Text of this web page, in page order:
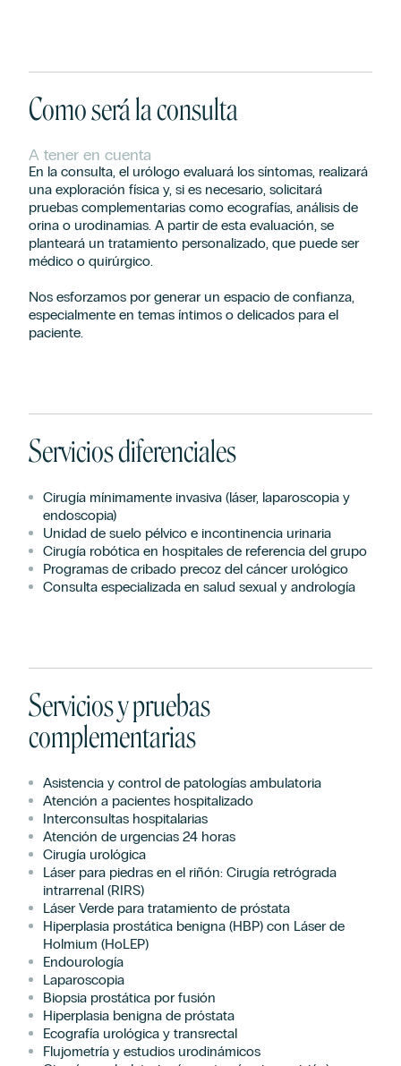
Como será la consulta
A tener en cuenta
En la consulta, el urólogo evaluará los síntomas, realizará
una exploración física y, si es necesario, solicitará
pruebas complementarias como ecografías, análisis de
orina o urodinamias. A partir de esta evaluación, se
planteará un tratamiento personalizado, que puede ser
médico o quirúrgico.
Nos esforzamos por generar un espacio de confianza,
especialmente en temas íntimos o delicados para el
paciente.
Servicios diferenciales
Cirugía mínimamente invasiva (láser, laparoscopia y
endoscopia)
Unidad de suelo pélvico e incontinencia urinaria
Cirugía robótica en hospitales de referencia del grupo
Programas de cribado precoz del cáncer urológico
Consulta especializada en salud sexual y andrología
Servicios y pruebas
complementarias
Asistencia y control de patologías ambulatoria
Atención a pacientes hospitalizado
Interconsultas hospitalarias
Atención de urgencias 24 horas
Cirugía urológica
Láser para piedras en el riñón: Cirugía retrógrada
intrarrenal (RIRS)
Láser Verde para tratamiento de próstata
Hiperplasia prostática benigna (HBP) con Láser de
Holmium (HoLEP)
Endourología
Laparoscopia
Biopsia prostática por fusión
Hiperplasia benigna de próstata
Ecografía urológica y transrectal
Flujometría y estudios urodinámicos